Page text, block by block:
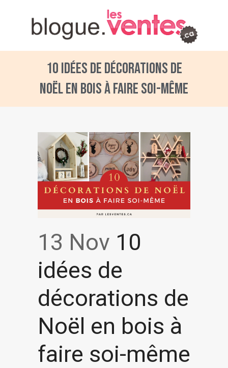
10 idées de décorations de
Noël en bois à faire soi-même
13 Nov 10
idées de
décorations de
Noël en bois à
faire soi-même